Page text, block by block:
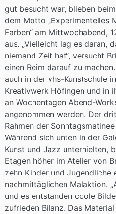
gut besucht war, blieben
dem Motto „Experimentelles
Farben“ am Mittwochabend,
aus. „Vielleicht lag es daran,
niemand Zeit hat“, versucht
einen Reim darauf zu
auch in der vhs-Kunstschule
Kreativwerk Höfingen und in
an Wochentagen Abend-
angenommen werden. Der
Rahmen der
Während sich unten in der
Kunst und Jazz unterhielten,
Etagen höher im Atelier von
zehn Kinder und Jugendliche
nachmittäglichen Malaktion.
und es entstanden coole
zufrieden Bilanz. Das